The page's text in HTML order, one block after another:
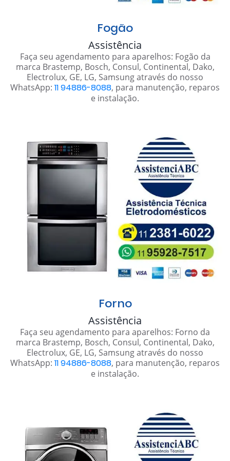
Fogão
Assistência
Faça seu agendamento para aparelhos: Fogão da
marca Brastemp, Bosch, Consul, Continental, Dako,
Electrolux, GE, LG, Samsung através do nosso
WhatsApp: 11 94886-8088, para manutenção, reparos
e instalação.
Forno
Assistência
Faça seu agendamento para aparelhos: Forno da
marca Brastemp, Bosch, Consul, Continental, Dako,
Electrolux, GE, LG, Samsung através do nosso
WhatsApp: 11 94886-8088, para manutenção, reparos
e instalação.